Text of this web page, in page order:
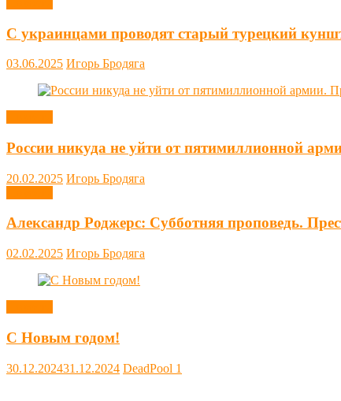
С украинцами проводят старый турецкий
03.06.2025 Игорь Бродяга
России никуда не уйти от пятимиллионной
20.02.2025 Игорь Бродяга
Александр Роджерс: Субботняя проповедь.
02.02.2025 Игорь Бродяга
С Новым годом!
30.12.202431.12.2024 DeadPool 1